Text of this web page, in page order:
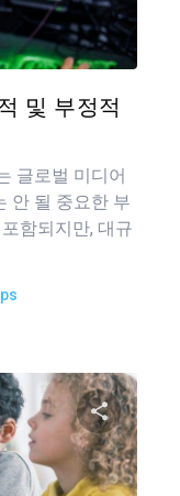
및 부정적
글로벌 미디어
안 될 중요한 부
함되지만, 대규
이 기